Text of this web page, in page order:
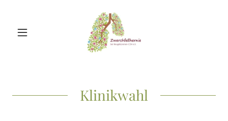
Klinikwahl